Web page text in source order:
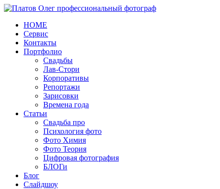
HOME
Сервис
Контакты
Портфолио
Свадьбы
Лав-Стори
Корпоративы
Репортажи
Зарисовки
Времена года
Статьи
Свадьба про
Психология фото
Фото Химия
Фото Теория
Цифровая фотография
БЛОГи
Блог
Слайдшоу